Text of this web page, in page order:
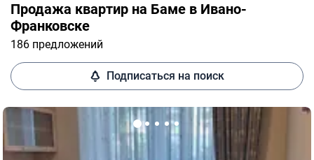
Продажа квартир на Баме в Ивано-
Франковске
186 предложений
Подписаться на поиск